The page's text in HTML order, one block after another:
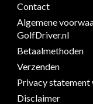
Contact
Algemene
GolfDriver.nl
Betaalmethoden
Verzenden
Privacy statement
Disclaimer